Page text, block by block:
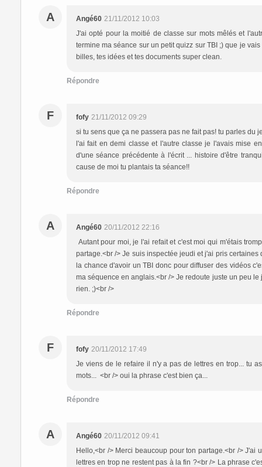
A Angé60 21/11/2012 10:03
J'ai opté pour la moitié de classe sur mots mêlés et
termine ma séance sur un petit quizz sur TBI ;) que je
billes, tes idées et tes documents super clean.
Répondre
F fofy 21/11/2012 09:29
si tu sens que ça ne passera pas ne fait pas! tu parles
l'ai fait en demi classe et l'autre classe je l'avais mise
d'une séance précédente à l'écrit ... histoire d'être
cause de moi tu plantais ta séance!!
Répondre
A Angé60 20/11/2012 22:16
Autant pour moi, je l'ai refait et c'est moi qui m'étais
partage.<br /> Je suis inspectée jeudi et j'ai pris
la chance d'avoir un TBI donc pour diffuser des vidéos
ma séquence en anglais.<br /> Je redoute juste un peu
rien. ;)<br />
Répondre
F fofy 20/11/2012 17:49
Je viens de le refaire il n'y a pas de lettres en trop... tu
mots... <br /> oui la phrase c'est bien ça...
Répondre
A Angé60 20/11/2012 09:41
Hello,<br /> Merci beaucoup pour ton partage.<br />
lettres en trop ne restent pas à la fin ?<br /> La phrase